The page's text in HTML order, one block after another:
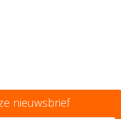
nieuwsbrief